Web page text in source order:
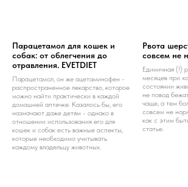
Парацетамол для кошек и
собак: от облегчения до
отравления. EVETDIET
Парацетамол, он же ацетаминофен -
распространенное лекарство, которое
можно найти практически в каждой
домашней аптечке. Казалось бы, его
назначают даже детям - однако в
отношении использования его для
кошек и собак есть важные аспекты,
которые необходимо учитывать
каждому владельцу животных.
Рвота
совсем не
Единичная (!)
месяцев при
состоянии
не повод
чаще, а тем
совсем не
как с этим
статье.